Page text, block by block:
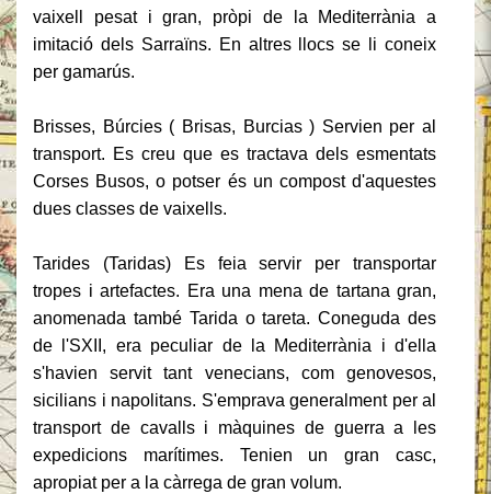
vaixell pesat i gran, pròpi de la Mediterrània a
imitació dels Sarraïns. En altres llocs se li coneix
per gamarús.
Brisses, Búrcies ( Brisas, Burcias) Servien per al
transport. Es creu que es tractava dels esmentats
Corses Busos, o potser és un compost d'aquestes
dues classes de vaixells.
Tarides (Taridas) Es feia servir per transportar
tropes i artefactes. Era una mena de tartana gran,
anomenada també Tarida o tareta. Coneguda des
de l'SXII, era peculiar de la Mediterrània i d'ella
s'havien servit tant venecians, com genovesos,
sicilians i napolitans. S'emprava generalment per al
transport de cavalls i màquines de guerra a les
expedicions marítimes.
Tenien un gran casc,
apropiat per a la càrrega de gran volum.